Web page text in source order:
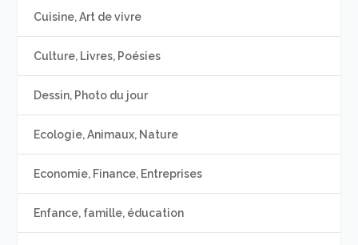
Cuisine, Art de vivre
Culture, Livres, Poésies
Dessin, Photo du jour
Ecologie, Animaux, Nature
Economie, Finance, Entreprises
Enfance, famille, éducation